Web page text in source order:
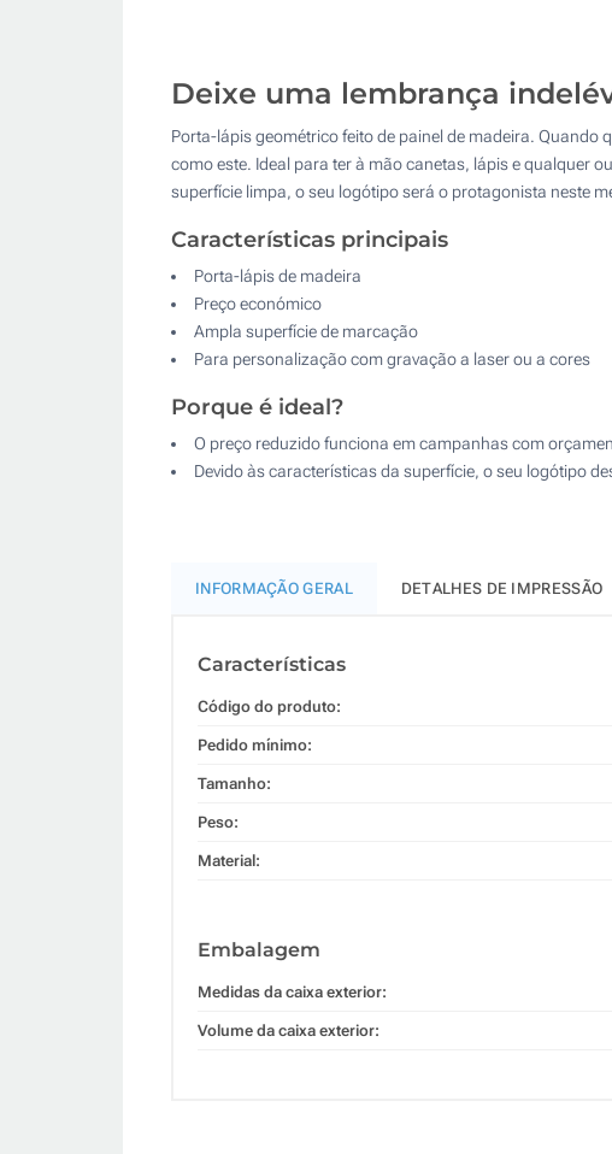
Deixe uma lembrança
Porta-lápis geométrico feito de painel de madeira.
como este. Ideal para ter à mão canetas, lápis e qualquer
superfície limpa, o seu logótipo será o protagonista neste
Características principais
Porta-lápis de madeira
Preço económico
Ampla superfície de marcação
Para personalização com gravação a laser ou a cores
Porque é ideal?
O preço reduzido funciona em campanhas com
Devido às características da superfície, o seu logótipo
INFORMAÇÃO GERAL DETALHES DE IMPRESSÃO
Características
Código do produto:
Pedido mínimo:
Tamanho:
Peso:
Material:
Embalagem
Medidas da caixa exterior:
Volume da caixa exterior: